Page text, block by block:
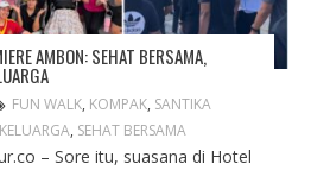
AMBON: SEHAT BERSAMA,
FUN WALK, KOMPAK, SANTIKA
, SEHAT BERSAMA
– Sore itu, suasana di Hotel